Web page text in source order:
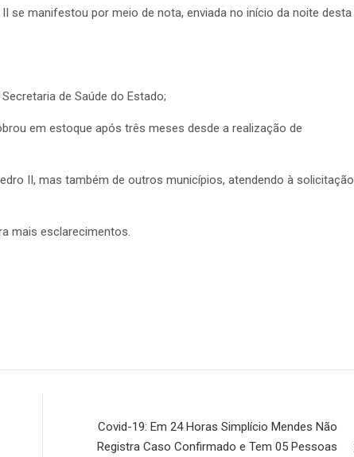
se manifestou por meio de nota, enviada no início da noite desta
de Saúde do Estado;
em estoque após três meses desde a realização de
II, mas também de outros municípios, atendendo à solicitação
mais esclarecimentos.
Covid-19: Em 24 Horas Simplício Mendes Não
Registra Caso Confirmado e Tem 05 Pessoas